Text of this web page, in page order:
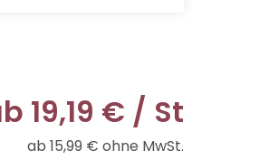
19,19 € / St
ab 15,99 € ohne MwSt.